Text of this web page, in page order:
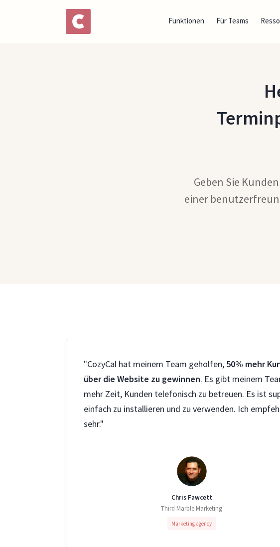
Funktionen Für Teams
Geben Sie
einer
"CozyCal hat meinem Team geholfen, 50% mehr
über die Website zu gewinnen. Es gibt meinem
mehr Zeit, Kunden telefonisch zu betreuen. Es ist
einfach zu installieren und zu verwenden. Ich
sehr."
Chris Fawcett
Third Marble Marketing
Marketing agency